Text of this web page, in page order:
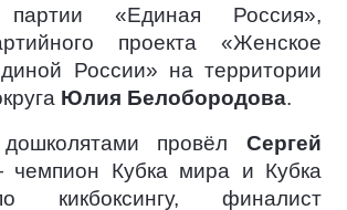
партии «Единая Россия»,
проекта «Женское
России» на территории
Юлия Белобородова.
провёл Сергей
Кубка мира и Кубка
кикбоксингу, финалист